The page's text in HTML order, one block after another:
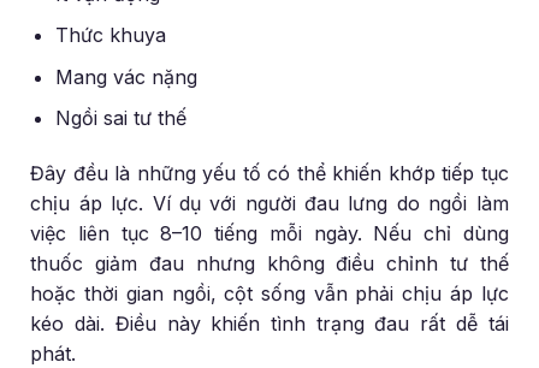
Thức khuya
Mang vác nặng
Ngồi sai tư thế
Đây đều là những yếu tố có thể khiến khớp tiếp tục
chịu áp lực. Ví dụ với người đau lưng do ngồi làm
việc liên tục 8–10 tiếng mỗi ngày. Nếu chỉ dùng
thuốc giảm đau nhưng không điều chỉnh tư thế
hoặc thời gian ngồi, cột sống vẫn phải chịu áp lực
kéo dài. Điều này khiến tình trạng đau rất dễ tái
phát.